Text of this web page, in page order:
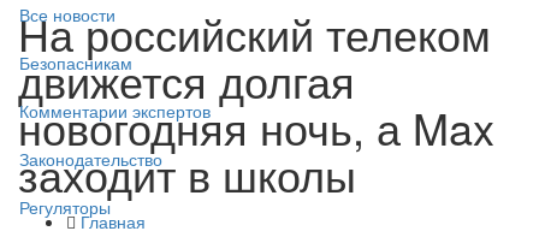
Все новости
Безопасникам
Комментарии экспертов
Законодательство
Регуляторы
На российский телеком
движется долгая
новогодняя ночь, а Max
заходит в школы
Главная